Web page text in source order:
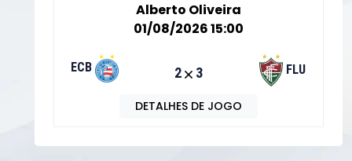
Alberto Oliveira
01/08/2026 15:00
ECB 2 3 FLU
DETALHES DE JOGO